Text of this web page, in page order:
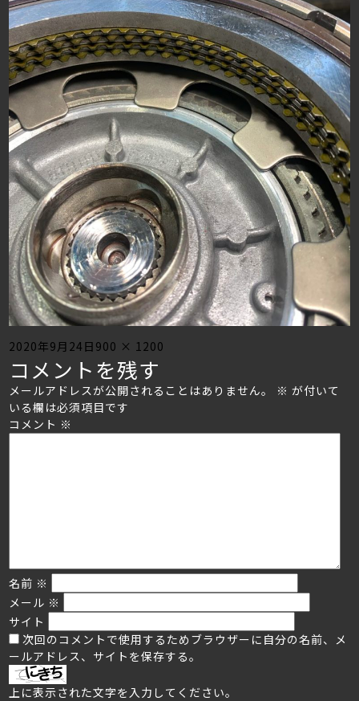
Posted
on
2020年9月24日 Full
size
900 × 1200
コメントを残す
メールアドレスが公開されることはありません。 ※ が付いて
いる欄は必須項目です
コメント ※
名前 ※
メール ※
サイト
次回のコメントで使用するためブラウザーに自分の名前、メ
ールアドレス、サイトを保存する。
上に表示された文字を入力してください。